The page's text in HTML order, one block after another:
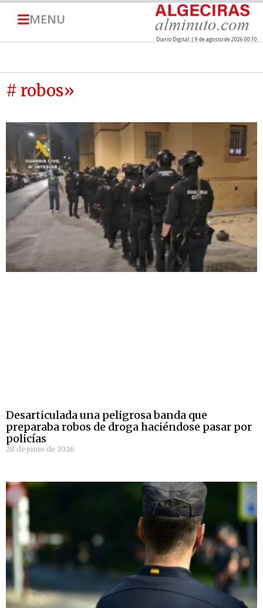
MENU
Diario Digital | 9 de agosto de 2026 00:10
# robos»
Desarticulada una peligrosa banda que
preparaba robos de droga haciéndose pasar por
policías
28 de junio de 2026